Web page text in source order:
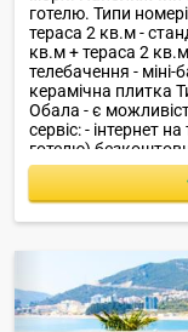
готелю. Типи
тераса 2 кв.м -
кв.м + тераса 2
телебачення -
керамічна плитка
Обала - є
сервіс: - інтернет
готелю)
пральня - праска -
прогулянки
Обала пляж: -
від готелю, пляж